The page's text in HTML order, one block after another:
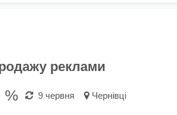
реклами
% 9 червня Чернівці